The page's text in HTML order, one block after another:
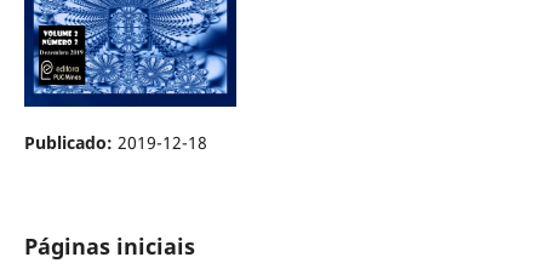
Publicado: 2019-12-18
Páginas iniciais